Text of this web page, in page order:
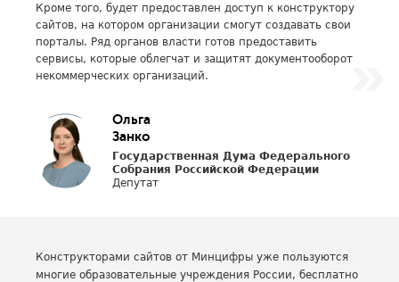
Кроме того, будет предоставлен доступ к конструктору
сайтов, на котором организации смогут создавать свои
порталы. Ряд органов власти готов предоставить
сервисы, которые облегчат и защитят документооборот
некоммерческих организаций.
Ольга
Занко
Государственная Дума Федерального
Собрания Российской Федерации
Депутат
Конструкторами сайтов от Минцифры уже пользуются
многие образовательные учреждения России, бесплатно